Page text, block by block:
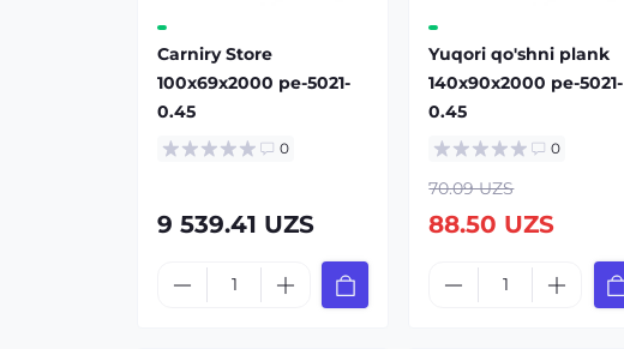
Carniry Store
100x69x2000 pe-5021-
0.45
0
9 539.41 UZS
Yuqori qo'shni plank
140x90x2000 pe-5021-
0.45
0
70.09 UZS
88.50 UZS